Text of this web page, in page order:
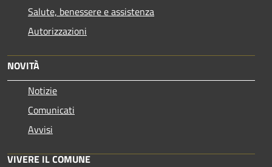
Salute, benessere e assistenza
Autorizzazioni
NOVITÀ
Notizie
Comunicati
Avvisi
VIVERE IL COMUNE